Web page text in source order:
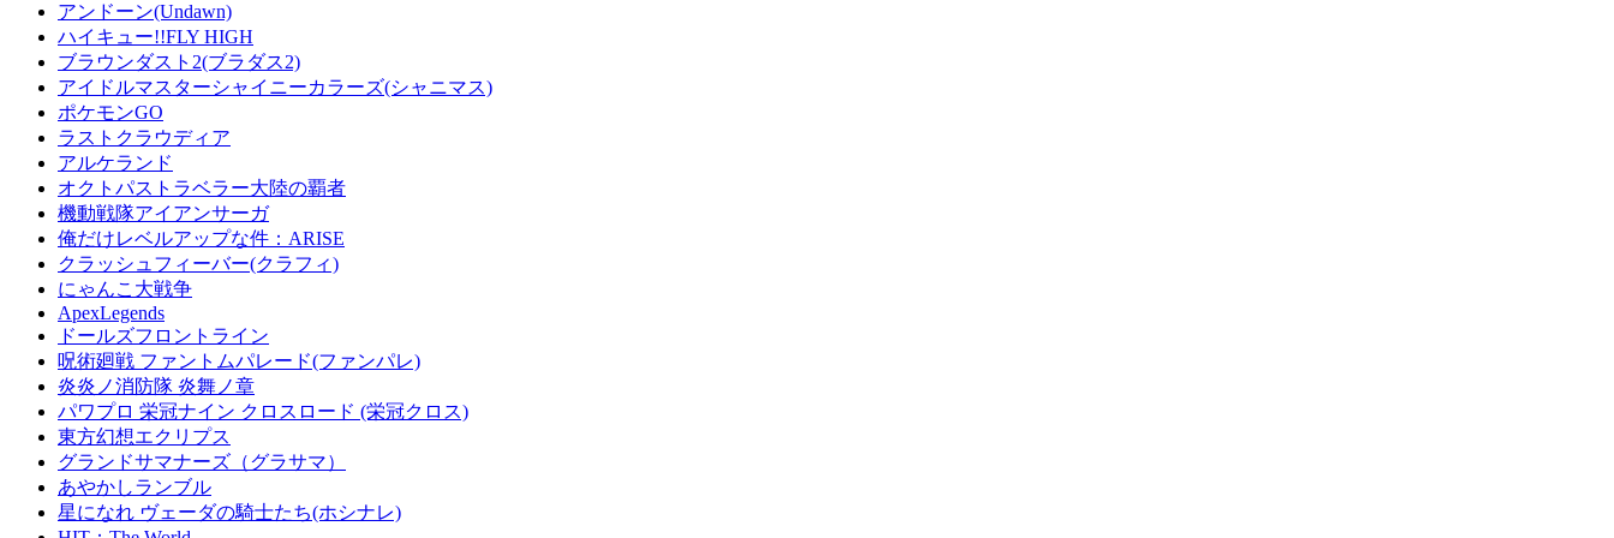
アンドーン(Undawn)
ハイキュー!!FLY HIGH
ブラウンダスト2(ブラダス2)
アイドルマスターシャイニーカラーズ(シャニマス)
ポケモンGO
ラストクラウディア
アルケランド
オクトパストラベラー大陸の覇者
機動戦隊アイアンサーガ
俺だけレベルアップな件：ARISE
クラッシュフィーバー(クラフィ)
にゃんこ大戦争
ApexLegends
ドールズフロントライン
呪術廻戦 ファントムパレード(ファンパレ)
炎炎ノ消防隊 炎舞ノ章
パワプロ 栄冠ナイン クロスロード (栄冠クロス)
東方幻想エクリプス
グランドサマナーズ（グラサマ）
あやかしランブル
星になれ ヴェーダの騎士たち(ホシナレ)